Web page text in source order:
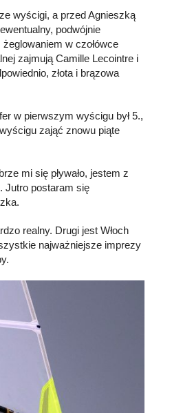
wyścigi, a przed Agnieszką
podwójnie
w czołówce
zajmują Camille Lecointre i
złota i brązowa
w pierwszym wyścigu był 5.,
zająć znowu piąte
mi się pływało, jestem z
Jutro postaram się
realny. Drugi jest Włoch
najważniejsze imprezy